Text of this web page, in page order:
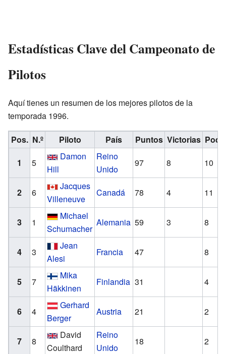
Estadísticas Clave del Campeonato de
Pilotos
Aquí tienes un resumen de los mejores pilotos de la
temporada 1996.
Pos. N.º Piloto País Puntos Victorias
1
5
Damon
Hill
Reino
Unido
97 8 10
2 6
Jacques
Villeneuve
Canadá 78 4 11
3 1
Michael
Schumacher
Alemania 59 3 8
4 3
Jean
Alesi
Francia 47 8
5 7
Mika
Häkkinen
Finlandia 31 4
6 4
Gerhard
Berger
Austria 21 2
7 8
David
Coulthard
Reino
Unido
18 2